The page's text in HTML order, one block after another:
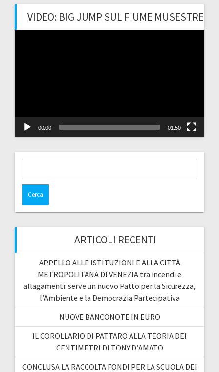
VIDEO: BIG JUMP SUL FIUME MUSESTRE
00:00 01:50
ARTICOLI RECENTI
APPELLO ALLE ISTITUZIONI E ALLA CITTÀ
METROPOLITANA DI VENEZIA tra incendi e
allagamenti: serve un nuovo Patto per la Sicurezza,
l’Ambiente e la Democrazia Partecipativa
NUOVE BANCONOTE IN EURO
IL COROLLARIO DI PATTARO ALLA TEORIA DEI
CENTIMETRI DI TONY D’AMATO
CONCLUSA LA RACCOLTA FONDI PER LA SCUOLA DEI